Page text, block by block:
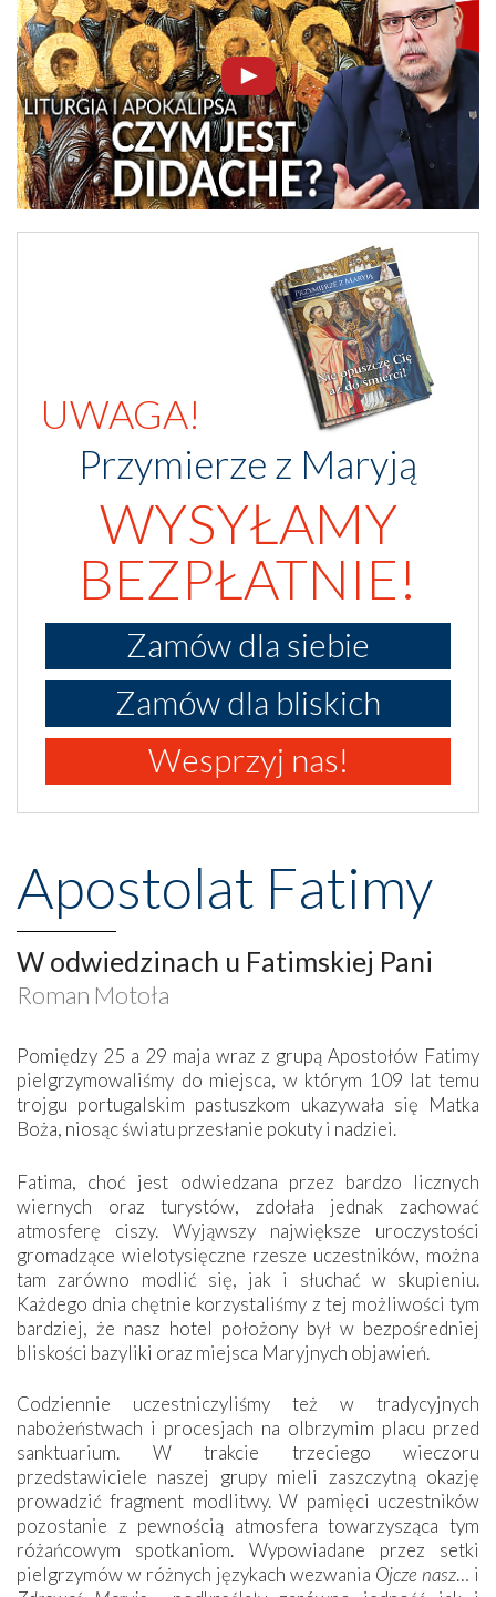
UWAGA!
Przymierze z Maryją
WYSYŁAMY
BEZPŁATNIE!
Zamów dla siebie
Zamów dla bliskich
Wesprzyj nas!
Apostolat Fatimy
W odwiedzinach u Fatimskiej Pani
Roman Motoła
Pomiędzy 25 a 29 maja wraz z grupą Apostołów Fatimy
pielgrzymowaliśmy do miejsca, w którym 109 lat temu
trojgu portugalskim pastuszkom ukazywała się Matka
Boża, niosąc światu przesłanie pokuty i nadziei.
Fatima, choć jest odwiedzana przez bardzo licznych
wiernych oraz turystów, zdołała jednak zachować
atmosferę ciszy. Wyjąwszy największe uroczystości
gromadzące wielotysięczne rzesze uczestników, można
tam zarówno modlić się, jak i słuchać w skupieniu.
Każdego dnia chętnie korzystaliśmy z tej możliwości tym
bardziej, że nasz hotel położony był w bezpośredniej
bliskości bazyliki oraz miejsca Maryjnych objawień.
Codziennie uczestniczyliśmy też w tradycyjnych
nabożeństwach i procesjach na olbrzymim placu przed
sanktuarium. W trakcie trzeciego wieczoru
przedstawiciele naszej grupy mieli zaszczytną okazję
prowadzić fragment modlitwy. W pamięci uczestników
pozostanie z pewnością atmosfera towarzysząca tym
różańcowym spotkaniom. Wypowiadane przez setki
pielgrzymów w różnych językach wezwania Ojcze nasz… i